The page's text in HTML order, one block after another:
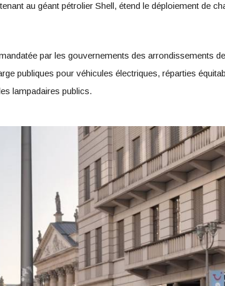
au géant pétrolier Shell, étend le déploiement de
par les gouvernements des arrondissements
publiques pour véhicules électriques, réparties
lampadaires publics.